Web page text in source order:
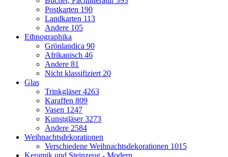
Postkarten 190
Landkarten 113
Andere 105
Ethnographika
Grönlandica 90
Afrikanisch 46
Andere 81
Nicht klassifiziert 20
Glas
Trinkgläser4263
Karaffen 809
Vasen 1247
Kunstgläser3273
Andere 2584
Weihnachtsdekorationen
Verschiedene Weihnachtsdekorationen 1015
Keramik und Steinzeug - Modern